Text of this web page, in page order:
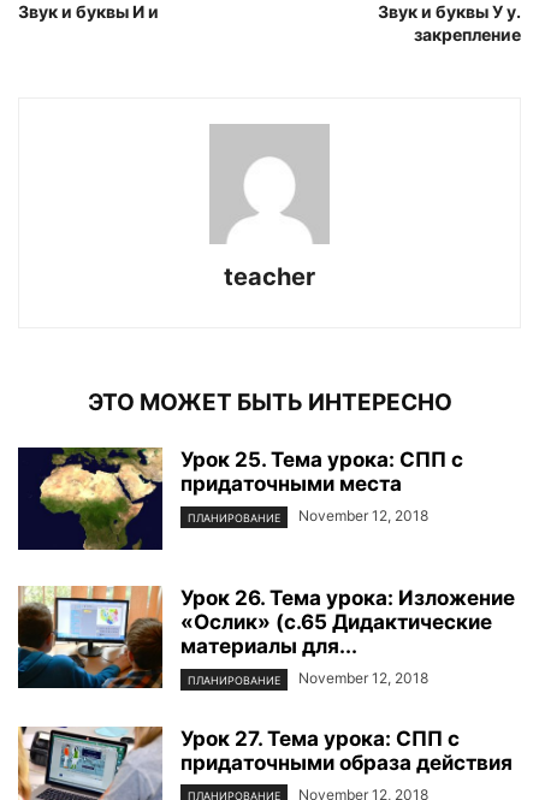
Звук и буквы И и
Звук и буквы У у.
закрепление
teacher
ЭТО МОЖЕТ БЫТЬ ИНТЕРЕСНО
Урок 25. Тема урока: СПП с
придаточными места
ПЛАНИРОВАНИЕ November 12, 2018
Урок 26. Тема урока: Изложение
«Ослик» (с.65 Дидактические
материалы для...
ПЛАНИРОВАНИЕ November 12, 2018
Урок 27. Тема урока: СПП с
придаточными образа действия
ПЛАНИРОВАНИЕ November 12, 2018